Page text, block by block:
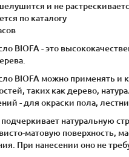
и не
по каталогу
BIOFA - это
BIOFA можно применять и
таких как дерево,
- для окраски пола,
натуральную
матовую поверхность,
При нанесении оно не